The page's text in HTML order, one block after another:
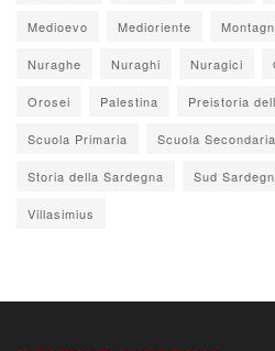
Medioevo Medioriente
Nuraghe Nuraghi Nuragici
Orosei Palestina Preistoria
Scuola Primaria Scuola Secondaria
Storia della Sardegna Sud
Villasimius